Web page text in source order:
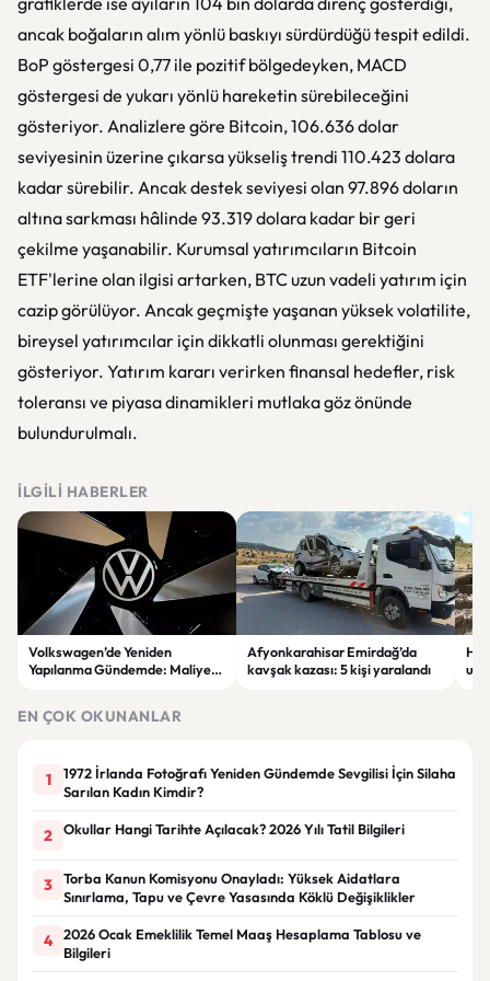
ancak boğaların alım yönlü baskıyı sürdürdüğü tespit edildi.
BoP göstergesi 0,77 ile pozitif bölgedeyken, MACD
göstergesi de yukarı yönlü hareketin sürebileceğini
gösteriyor. Analizlere göre Bitcoin, 106.636 dolar
seviyesinin üzerine çıkarsa yükseliş trendi 110.423 dolara
kadar sürebilir. Ancak destek seviyesi olan 97.896 doların
altına sarkması hâlinde 93.319 dolara kadar bir geri
çekilme yaşanabilir. Kurumsal yatırımcıların Bitcoin
ETF'lerine olan ilgisi artarken, BTC uzun vadeli yatırım için
cazip görülüyor. Ancak geçmişte yaşanan yüksek volatilite,
bireysel yatırımcılar için dikkatli olunması gerektiğini
gösteriyor. Yatırım kararı verirken finansal hedefler, risk
toleransı ve piyasa dinamikleri mutlaka göz önünde
bulundurulmalı.
İLGILI HABERLER
Volkswagen’de Yeniden
Yapılanma Gündemde: Maliyet
Afyonkarahisar Emirdağ’da
kavşak kazası: 5 kişi yaralandı
EN ÇOK OKUNANLAR
1
1972 İrlanda Fotoğrafı Yeniden Gündemde Sevgilisi İçin Silaha
Sarılan Kadın Kimdir?
2 Okullar Hangi Tarihte Açılacak? 2026 Yılı Tatil Bilgileri
3
Torba Kanun Komisyonu Onayladı: Yüksek Aidatlara
Sınırlama, Tapu ve Çevre Yasasında Köklü Değişiklikler
4
2026 Ocak Emeklilik Temel Maaş Hesaplama Tablosu ve
Bilgileri